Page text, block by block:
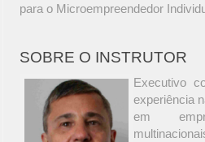
para o Microempreendedor
SOBRE O INSTRUTOR
Executivo
experiência
em